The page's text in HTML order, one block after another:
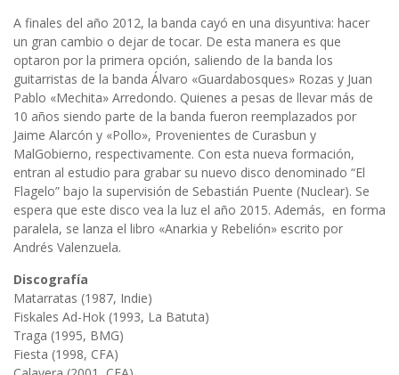
A finales del año 2012, la banda cayó en una disyuntiva: hacer
un gran cambio o dejar de tocar. De esta manera es que
optaron por la primera opción, saliendo de la banda los
guitarristas de la banda Álvaro «Guardabosques» Rozas y Juan
Pablo «Mechita» Arredondo. Quienes a pesas de llevar más de
10 años siendo parte de la banda fueron reemplazados por
Jaime Alarcón y «Pollo», Provenientes de Curasbun y
MalGobierno, respectivamente. Con esta nueva formación,
entran al estudio para grabar su nuevo disco denominado “El
Flagelo” bajo la supervisión de Sebastián Puente (Nuclear). Se
espera que este disco vea la luz el año 2015. Además, en forma
paralela, se lanza el libro «Anarkia y Rebelión» escrito por
Andrés Valenzuela.
Discografía
Matarratas (1987, Indie)
Fiskales Ad-Hok (1993, La Batuta)
Traga (1995, BMG)
Fiesta (1998, CFA)